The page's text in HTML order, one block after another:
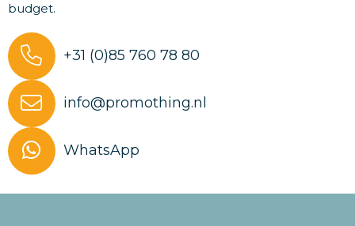
budget.
+31 (0)85 760 78 80
info@promothing.nl
WhatsApp